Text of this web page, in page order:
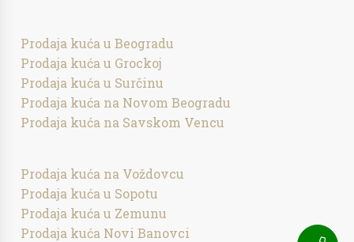
Prodaja kuća u Beogradu
Prodaja kuća u Grockoj
Prodaja kuća u Surčinu
Prodaja kuća na Novom Beogradu
Prodaja kuća na Savskom Vencu
Prodaja kuća na Voždovcu
Prodaja kuća u Sopotu
Prodaja kuća u Zemunu
Prodaja kuća Novi Banovci